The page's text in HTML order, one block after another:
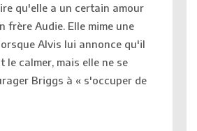
qu'elle a un certain amour
frère Audie. Elle mime une
Alvis lui annonce qu'il
le calmer, mais elle ne se
Briggs à « s'occuper de